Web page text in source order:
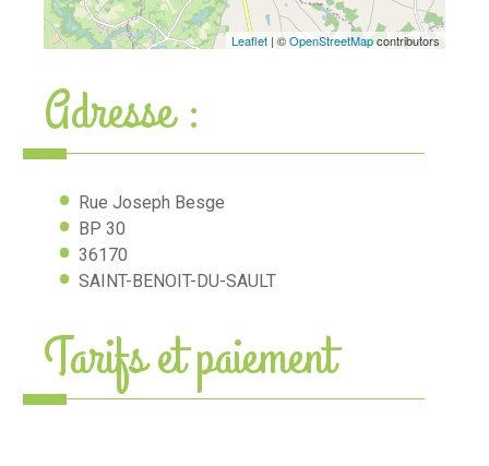
Leaflet | ©OpenStreetMapcontributors
Adresse :
Rue Joseph Besge
BP 30
36170
SAINT-BENOIT-DU-SAULT
Tarifs et paiement